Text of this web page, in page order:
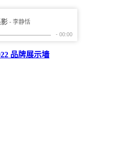
品牌展示墙